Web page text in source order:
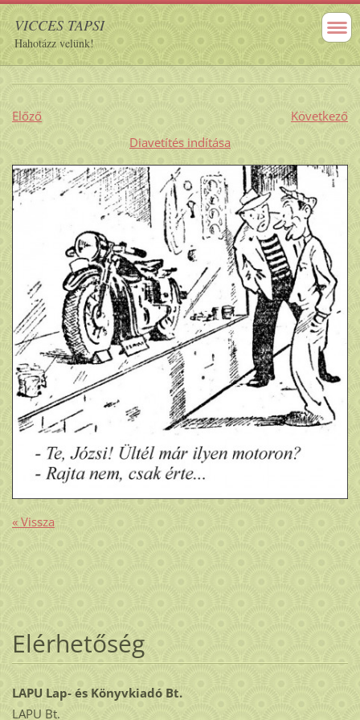
VICCES TAPSI
Hahotázz velünk!
Előző
Következő
Diavetítés indítása
« Vissza
Elérhetőség
LAPU Lap- és Könyvkiadó Bt.
LAPU Bt.